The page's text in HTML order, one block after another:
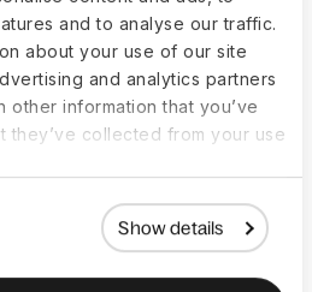
and to analyse our traffic.
about your use of our site
and analytics partners
other information that you’ve
they’ve collected from your use
Show details
出と管理者承
から勤怠を記録できま
給与管理に反映される前